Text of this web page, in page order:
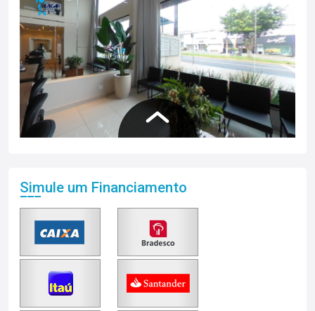
Simule um Financiamento